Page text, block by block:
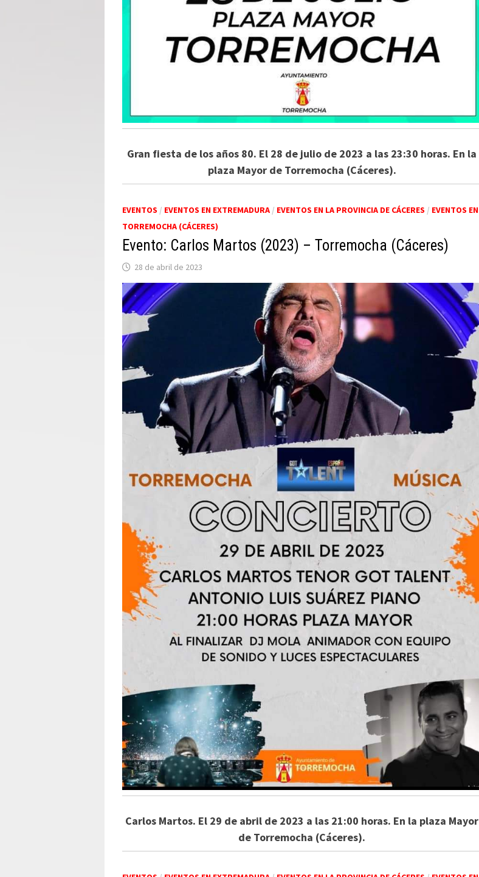
Gran fiesta de los años 80. El 28 de julio de 2023 a las 23:30 horas. En la
plaza Mayor de Torremocha (Cáceres).
EVENTOS / EVENTOS EN EXTREMADURA/ EVENTOS EN LA PROVINCIA DE CÁCERES / EVENTOS EN
TORREMOCHA (CÁCERES)
Evento: Carlos Martos (2023) – Torremocha (Cáceres)
28 de abril de 2023
Carlos Martos. El 29 de abril de 2023 a las 21:00 horas. En la plaza Mayor
de Torremocha (Cáceres).